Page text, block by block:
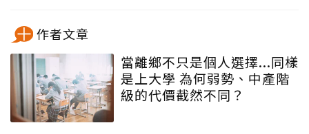
作者文章
當離鄉不只是個人選擇...同樣
是上大學 為何弱勢、中產階
級的代價截然不同？